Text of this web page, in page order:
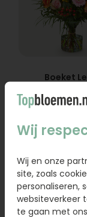
Boeket
Vanaf
Bestel
Wij
Wij en onze
site, zoals
personaliseren,
websiteverkeer
te gaan met ons